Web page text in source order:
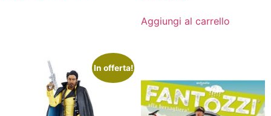
originale
era:
attuale
Aggiungi al carrello
In offerta!